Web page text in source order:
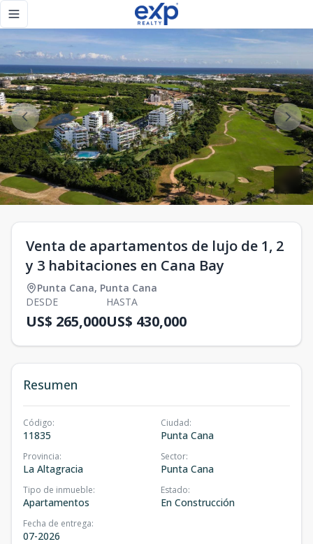
Toggle navigation menu
Venta de apartamentos de lujo de 1, 2
y 3 habitaciones en Cana Bay
Punta Cana, Punta Cana
DESDE
US$ 265,000
HASTA
US$ 430,000
Resumen
Código:
11835
Ciudad:
Punta Cana
Provincia:
La Altagracia
Sector:
Punta Cana
Tipo de inmueble:
Apartamentos
Estado:
En Construcción
Fecha de entrega:
07-2026
Venta de apartamentos de lujo de 1, 2 y 3 habitaciones en